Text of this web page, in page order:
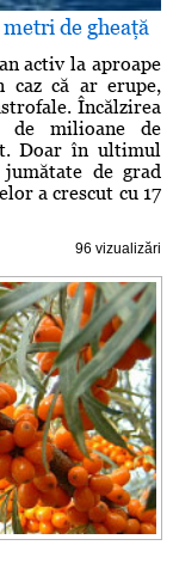
de gheaţă
activ la aproape
caz că ar erupe,
Încălzirea
de milioane de
Doar în ultimul
de grad
a crescut cu 17
96 vizualizări